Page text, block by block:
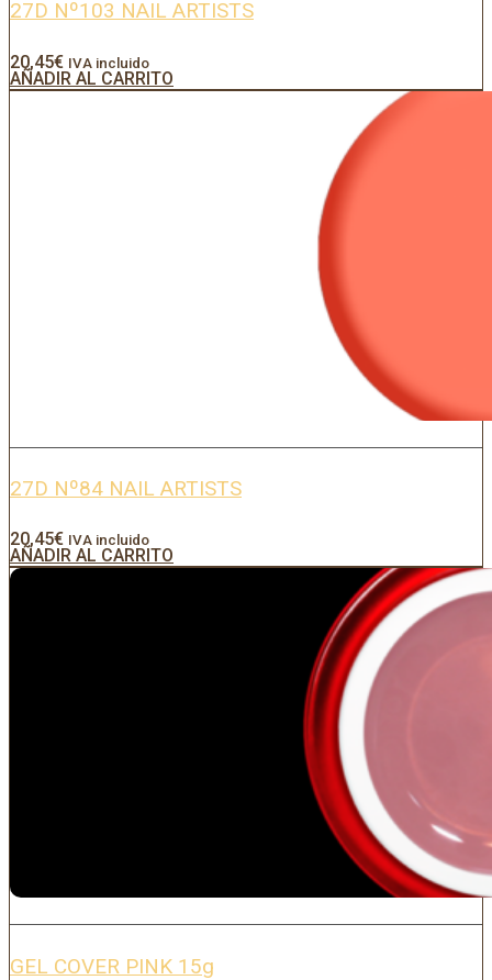
27D Nº103 NAIL ARTISTS
20,45€ IVA incluido
AÑADIR AL CARRITO
27D Nº84 NAIL ARTISTS
20,45€ IVA incluido
AÑADIR AL CARRITO
GEL COVER PINK 15g